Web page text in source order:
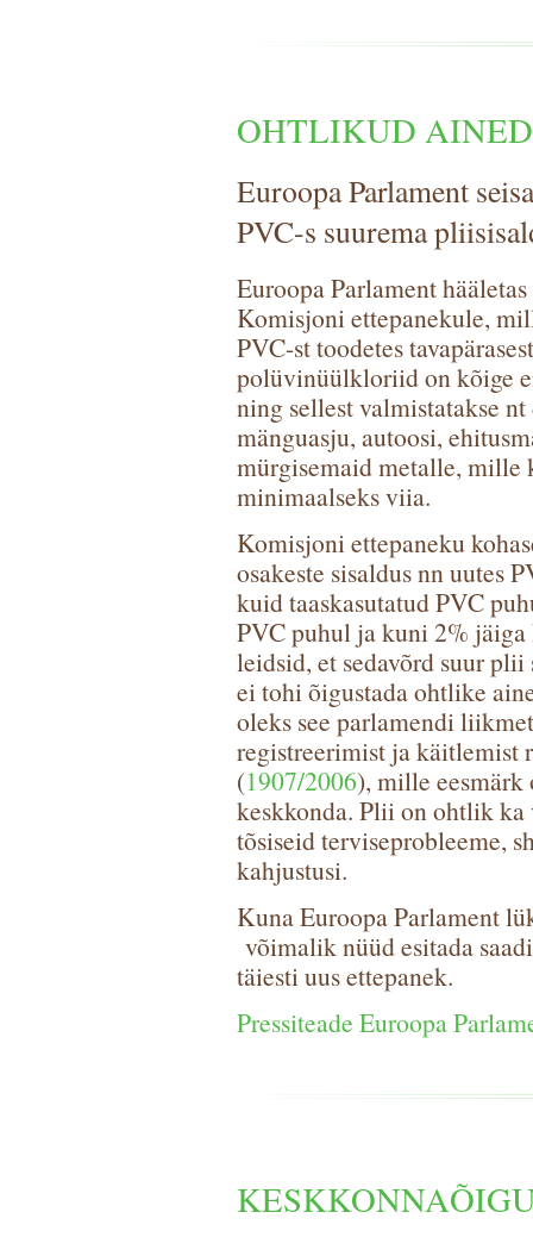
OHTLIKUD AINED
Euroopa Parlament
PVC-s suurema
Euroopa Parlament
Komisjoni ettepanekule,
PVC-st toodetes
polüvinüülkloriid on kõige
ning sellest valmistatakse
mänguasju, autoosi,
mürgisemaid metalle, mille
minimaalseks viia.
Komisjoni ettepaneku
osakeste sisaldus nn uutes
kuid taaskasutatud PVC
PVC puhul ja kuni 2%
leidsid, et sedavõrd suur
ei tohi õigustada ohtlike
oleks see parlamendi
registreerimist ja käitlemist
(1907/2006), mille eesmärk
keskkonda. Plii on ohtlik ka
tõsiseid terviseprobleeme,
kahjustusi.
Kuna Euroopa Parlament
võimalik nüüd esitada
täiesti uus ettepanek.
Pressiteade Euroopa